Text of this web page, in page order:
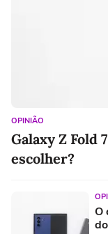
OPINIÃO
Galaxy Z Fold
escolher?
O